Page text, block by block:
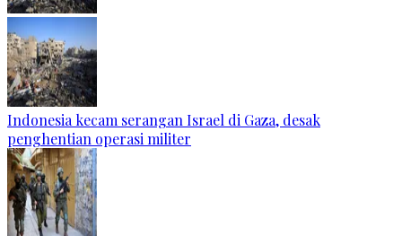
Indonesia kecam serangan Israel di Gaza, desak
penghentian operasi militer